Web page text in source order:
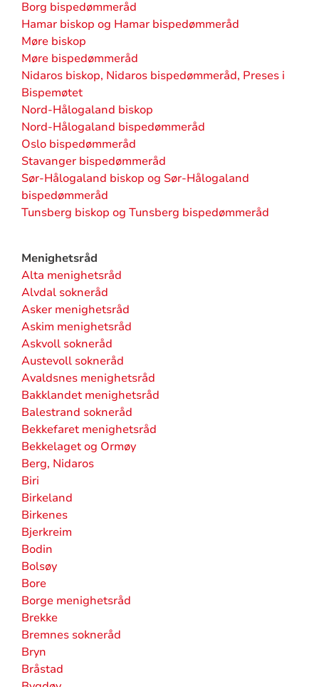
Borg bispedømmeråd
Hamar biskop og Hamar bispedømmeråd
Møre biskop
Møre bispedømmeråd
Nidaros biskop, Nidaros bispedømmeråd, Preses i
Bispemøtet
Nord-Hålogaland biskop
Nord-Hålogaland bispedømmeråd
Oslo bispedømmeråd
Stavanger bispedømmeråd
Sør-Hålogaland biskop og Sør-Hålogaland
bispedømmeråd
Tunsberg biskop og Tunsberg bispedømmeråd
Menighetsråd
Alta menighetsråd
Alvdal sokneråd
Asker menighetsråd
Askim menighetsråd
Askvoll sokneråd
Austevoll sokneråd
Avaldsnes menighetsråd
Bakklandet menighetsråd
Balestrand sokneråd
Bekkefaret menighetsråd
Bekkelaget og Ormøy
Berg, Nidaros
Biri
Birkeland
Birkenes
Bjerkreim
Bodin
Bolsøy
Bore
Borge menighetsråd
Brekke
Bremnes sokneråd
Bryn
Bråstad